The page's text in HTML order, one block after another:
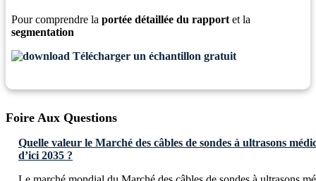
Pour comprendre la portée détaillée du rapport et la
segmentation
Télécharger un échantillon gratuit
Foire Aux Questions
Quelle valeur le Marché des câbles de sondes à ultrasons
d’ici 2035 ?